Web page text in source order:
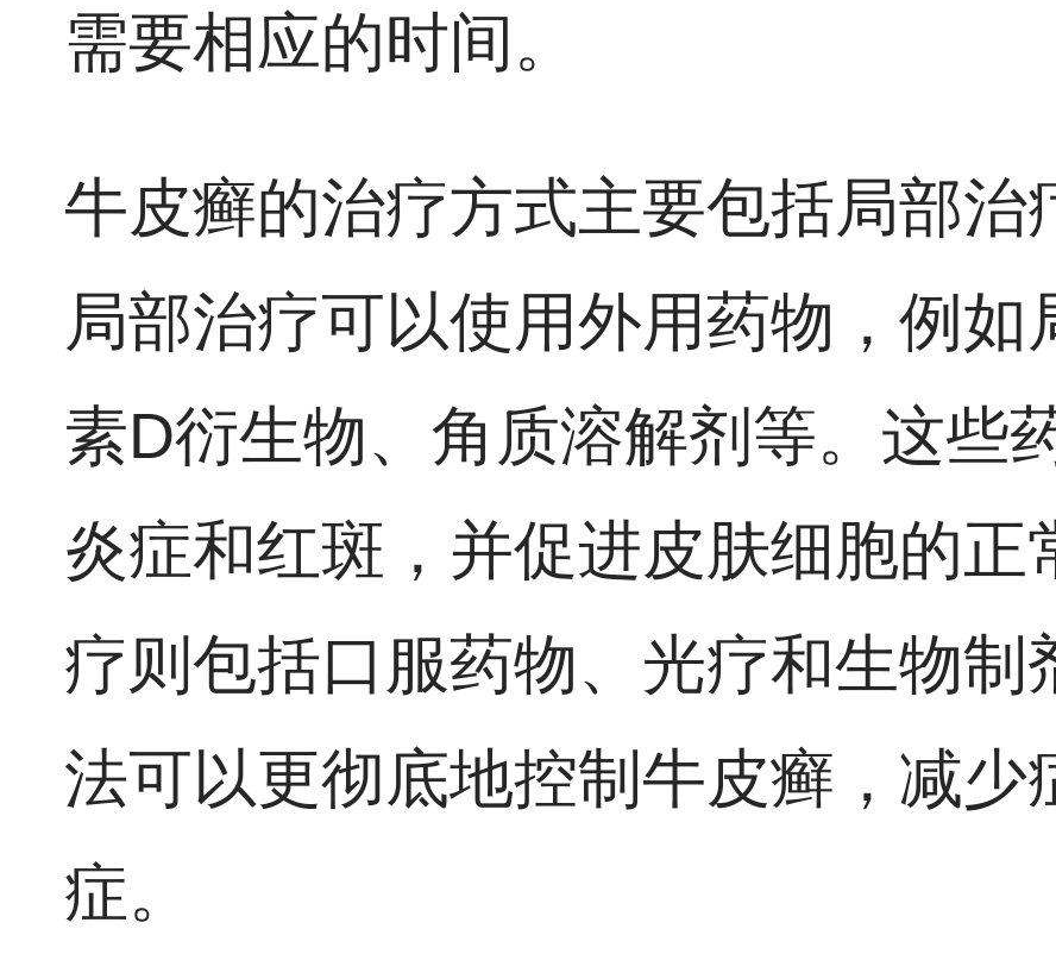
需要相应的时间。
牛皮癣的治疗方式主要包括局部治
局部治疗可以使用外用药物，例如
素D衍生物、角质溶解剂等。这些
炎症和红斑，并促进皮肤细胞的正
疗则包括口服药物、光疗和生物制
法可以更彻底地控制牛皮癣，减少
症。